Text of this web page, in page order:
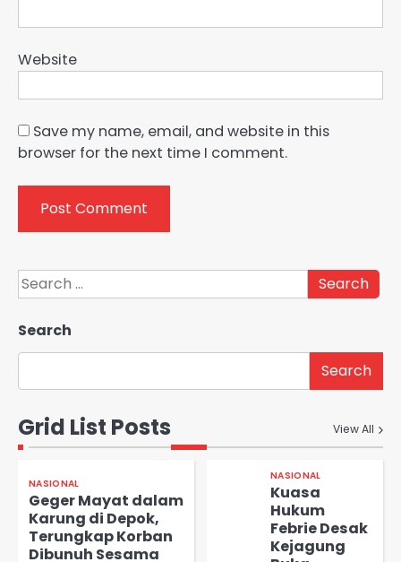
Website
Save my name, email, and website in this
browser for the next time I comment.
Search
for:
Search
Search
Grid List Posts View All
NASIONAL
Geger Mayat dalam
Karung di Depok,
Terungkap Korban
Dibunuh Sesama
NASIONAL
Kuasa
Hukum
Febrie Desak
Kejagung